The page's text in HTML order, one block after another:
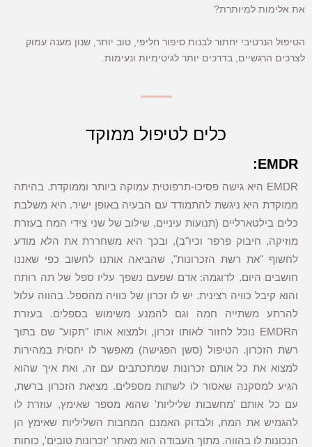
את אלימות למיותרת?
הטיפול הנרטיבי יחתור לבנות סיפור חליפי, טוב יותר, שנון מענה עמוק
לצרכים הרגשיים, בדרכים יותר לגיטימיות ונעימות.
כלים לטיפול ממוקד
EMDR:
EMDR היא גישה פסיכו-תרפוטית עמוקה ביותר וממוקדת. בהיתה
ממוקדת היא ניגשת להתמודד עם הבעיה באופן ישיר. היא משלבת
כלים בילטארליים (תנועות עיניים, שילוב של שני צידי המח בעזרת
מוזיקה, חיבוק פרפר וכיו"ב), ובכך היא משחררת את הלא מודע
לחשוף "את רשת הזכרונות", שהביאה אותנו לחשוב כפי שאננו
חושבים היום. לדוגמה: אדם שפעם נשפך עליו ספל של תה רותח
והוא קיבל כוויה רצינית. יש לו זכרון של כוויה מהספל. בהווה עלול
להרתע משתייה חמה וגם להמנע משימוש בספלים. בעזרת
הEMDR נוכל לחזור לאותו זכרון, ולמצוא אותו "תקוע" שם בתוך
רשת הזכרון. הטיפול (סשן הפגישה) מאפשר לו יחסית במהירות
למצוא את כל אותם זכרונות שמתכתבים עם זה, ואת איך שהוא
הגיע למסקנה שאסור לו לשתות מספלים. מציאת הזכרון ברשת,
עם כל אותם 'מחשבות שליליות' שהוא מספר שאימץ, עוזרת לו
להגמיש את המח, ולבדוק האמנם המחבות השליליות שאימץ הן
הנכונות לו בהווה. מתוך העבודה הוא מאתר 'זכרונות טובים', כוחות